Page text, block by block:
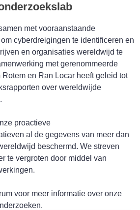
met vooraanstaande
cyberdreigingen te identificeren en
en organisaties wereldwijd te
met gerenommeerde
en Ran Locar heeft geleid tot
over wereldwijde
proactieve
al de gegevens van meer dan
beschermd. We streven
te vergroten door middel van
voor meer informatie over onze